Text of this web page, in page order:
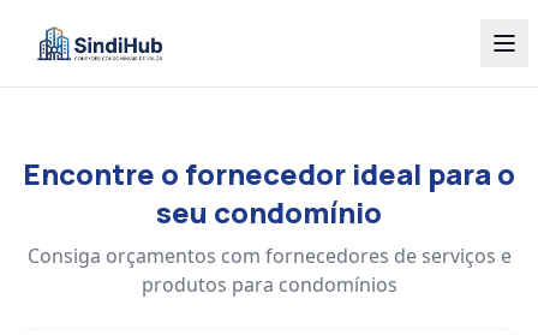
Encontre o fornecedor ideal para o
seu condomínio
Consiga orçamentos com fornecedores de serviços e
produtos para condomínios